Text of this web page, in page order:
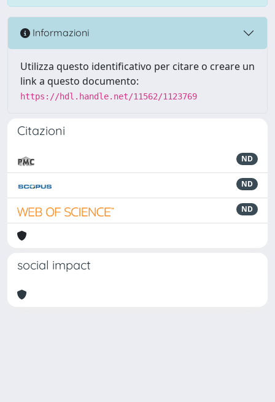
Informazioni
Utilizza questo identificativo per citare o creare un
link a questo documento:
https://hdl.handle.net/11562/1123769
Citazioni
ND
ND
ND
social impact